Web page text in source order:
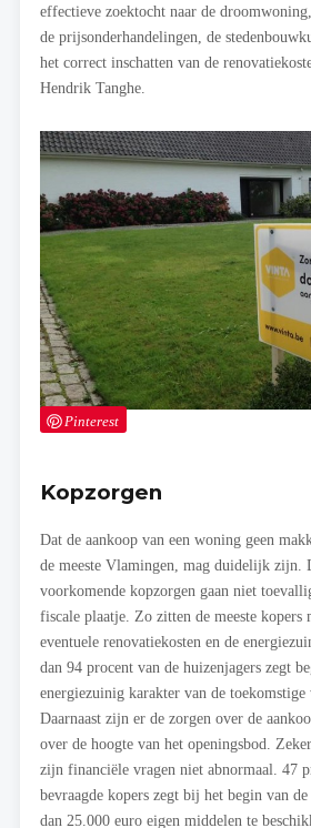
Pinterest
effectieve zoektocht naar de
de prijsonderhandelingen, de
het correct inschatten van de
Hendrik Tanghe.
Kopzorgen
Dat de aankoop van een woning geen
de meeste Vlamingen, mag duidelijk zijn.
voorkomende kopzorgen gaan niet
fiscale plaatje. Zo zitten de meeste kopers
eventuele renovatiekosten en de
dan 94 procent van de huizenjagers zegt
energiezuinig karakter van de toekomstige
Daarnaast zijn er de zorgen over de
over de hoogte van het openingsbod.
zijn financiële vragen niet abnormaal. 47
bevraagde kopers zegt bij het begin van
dan 25.000 euro eigen middelen te